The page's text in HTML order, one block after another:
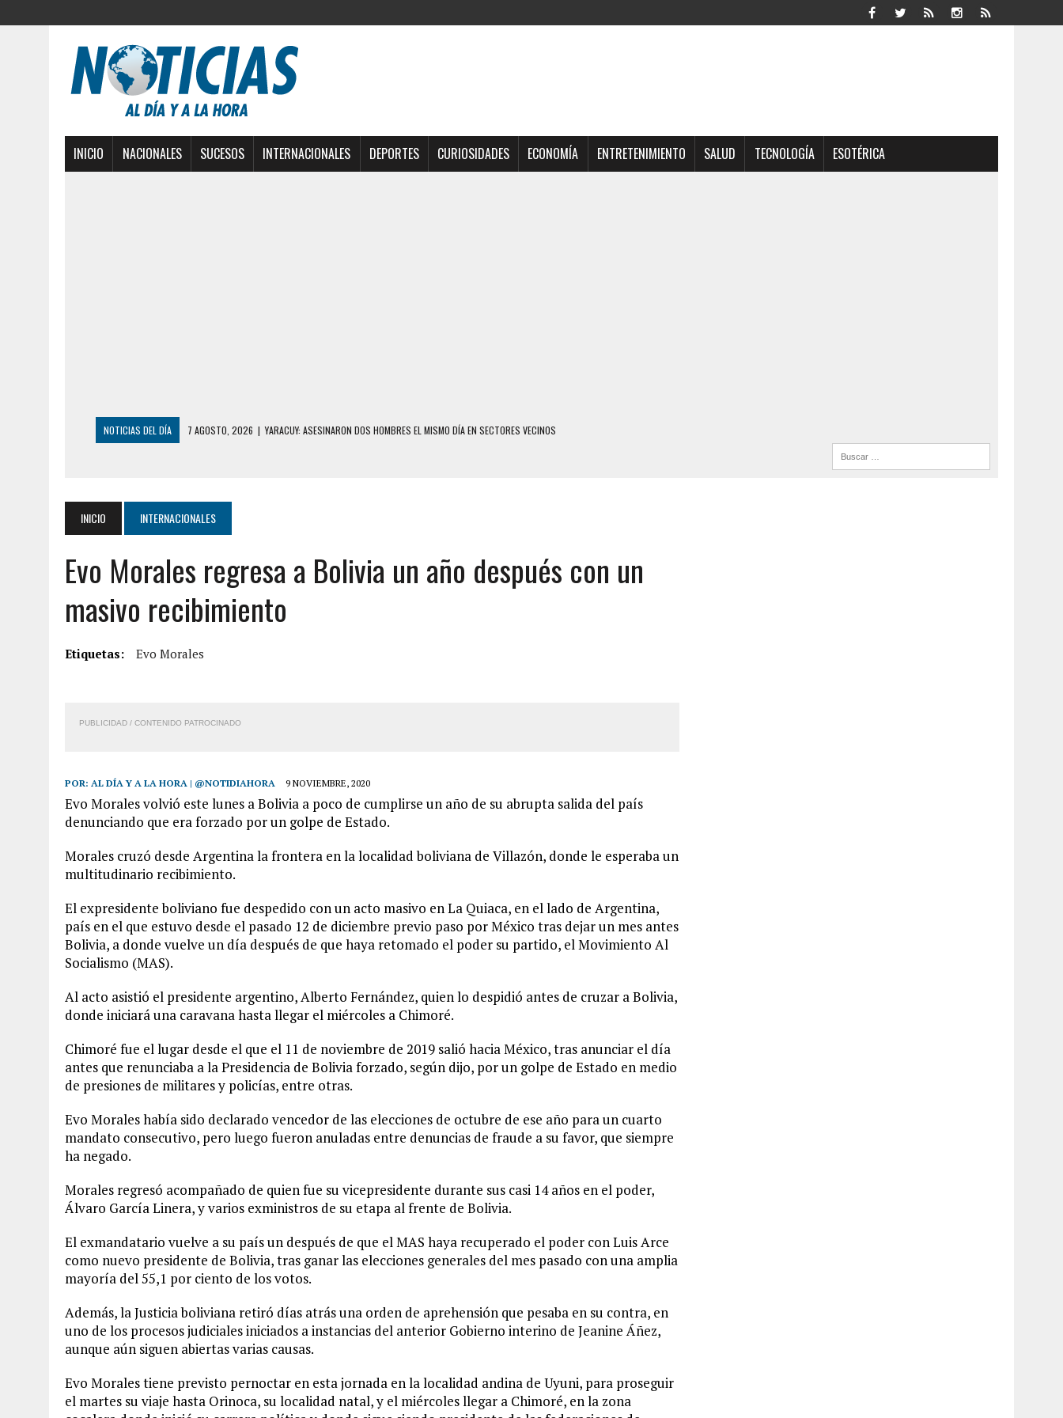
INICIO NACIONALES SUCESOS INTERNACIONALES DEPORTES CURIOSIDADES ECONOMÍA ENTRETENIMIENTO SALUD TECNOLOGÍA ESOTÉRICA
NOTICIAS DEL DÍA 7 AGOSTO, 2026 | YARACUY: ASESINARON DOS HOMBRES EL MISMO DÍA EN SECTORES VECINOS
6 AGOSTO, 2026 | CONMOCIÓN EN COLORADO POR ASESINATO DE UNA ADOLESCENTE VENEZOLANA EN REUNIÓN CON AMIGOS
5 AGOSTO, 2026
PRESUNTO BROTE PSICÓTICO POR FALTA DE TRATAMIENTO DESENCADENÓ TRAGEDIA FAMILIAR
5 AGOSTO, 2026 | HORROR EN BARINAS: UN HOMBRE INDUJO AL SUICIDIO A UNA ADOLESCENTE DE 13 AÑOS TRAS ABUSAR DE ELLA
3 AGOSTO, 2026 | LA INCREÍBLE FORMA EN LA QUE SOBREVIVIÓ UN HOMBRE Y SU FAMILIA TRAS LOS TERREMOTOS: CAYERON DESDE EL PISO NUEVE DEL
INICIO INTERNACIONALES
Evo Morales regresa a Bolivia un año después con un
masivo recibimiento
Etiquetas: Evo Morales
PUBLICIDAD / CONTENIDO PATROCINADO
POR: AL DÍA Y A LA HORA | @NOTIDIAHORA 9 NOVIEMBRE, 2020
Evo Morales volvió este lunes a Bolivia a poco de cumplirse un año de su abrupta salida del país
denunciando que era forzado por un golpe de Estado.
Morales cruzó desde Argentina la frontera en la localidad boliviana de Villazón, donde le esperaba un
multitudinario recibimiento.
El expresidente boliviano fue despedido con un acto masivo en La Quiaca, en el lado de Argentina,
país en el que estuvo desde el pasado 12 de diciembre previo paso por México tras dejar un mes antes
Bolivia, a donde vuelve un día después de que haya retomado el poder su partido, el Movimiento Al
Socialismo (MAS).
Al acto asistió el presidente argentino, Alberto Fernández, quien lo despidió antes de cruzar a Bolivia,
donde iniciará una caravana hasta llegar el miércoles a Chimoré.
Chimoré fue el lugar desde el que el 11 de noviembre de 2019 salió hacia México, tras anunciar el día
antes que renunciaba a la Presidencia de Bolivia forzado, según dijo, por un golpe de Estado en medio
de presiones de militares y policías, entre otras.
Evo Morales había sido declarado vencedor de las elecciones de octubre de ese año para un cuarto
mandato consecutivo, pero luego fueron anuladas entre denuncias de fraude a su favor, que siempre
ha negado.
Morales regresó acompañado de quien fue su vicepresidente durante sus casi 14 años en el poder,
Álvaro García Linera, y varios exministros de su etapa al frente de Bolivia.
El exmandatario vuelve a su país un después de que el MAS haya recuperado el poder con Luis Arce
como nuevo presidente de Bolivia, tras ganar las elecciones generales del mes pasado con una amplia
mayoría del 55,1 por ciento de los votos.
Además, la Justicia boliviana retiró días atrás una orden de aprehensión que pesaba en su contra, en
uno de los procesos judiciales iniciados a instancias del anterior Gobierno interino de Jeanine Áñez,
aunque aún siguen abiertas varias causas.
Evo Morales tiene previsto pernoctar en esta jornada en la localidad andina de Uyuni, para proseguir
el martes su viaje hasta Orinoca, su localidad natal, y el miércoles llegar a Chimoré, en la zona